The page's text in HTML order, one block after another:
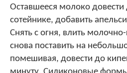
Оставшееся молоко довести
сотейнике, добавить
Снять с огня, влить
снова поставить на
помешивая, довести до